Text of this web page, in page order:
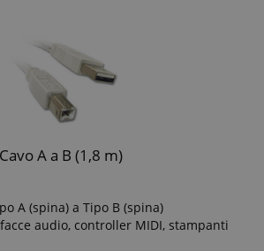
A a B (1,8 m)
A (spina) a Tipo B (spina)
audio, controller MIDI, stampanti